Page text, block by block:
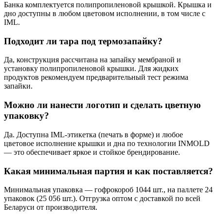
Банка комплектуется полипропиленовой крышкой. Крышка и
дно доступны в любом цветовом исполнении, в том числе с
IML.
Подходит ли тара под термозапайку?
Да, конструкция рассчитана на запайку мембраной и
установку полипропиленовой крышки. Для жидких
продуктов рекомендуем предварительный тест режима
запайки.
Можно ли нанести логотип и сделать цветную
упаковку?
Да. Доступна IML-этикетка (печать в форме) и любое
цветовое исполнение крышки и дна по технологии INMOLD
— это обеспечивает яркое и стойкое брендирование.
Какая минимальная партия и как поставляется?
Минимальная упаковка — гофрокороб 1044 шт., на паллете 24
упаковок (25 056 шт.). Отгрузка оптом с доставкой по всей
Беларуси от производителя.